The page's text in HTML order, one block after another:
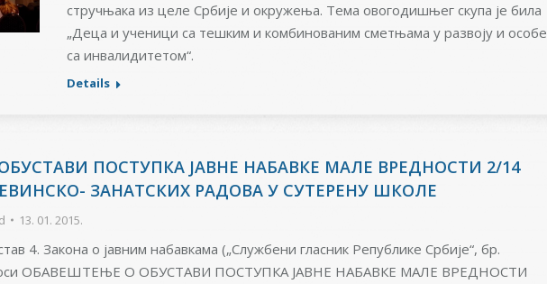
стручњака из целе Србије и окружења. Тема овогодишњег скупа је била
„Деца и ученици са тешким и комбинованим сметњама у развоју и особе
са инвалидитетом“.
Details
ПОСТУПКА ЈАВНЕ НАБАВКЕ МАЛЕ ВРЕДНОСТИ 2/14
ЗАНАТСКИХ РАДОВА У СУТЕРЕНУ ШКОЛЕ
13. 01. 2015.
4. Закона о јавним набавкама („Службени гласник Републике Србије“, бр.
ОБАВЕШТЕЊЕ O ОБУСТАВИ ПОСТУПКА ЈАВНЕ НАБАВКЕ МАЛЕ ВРЕДНОСТИ